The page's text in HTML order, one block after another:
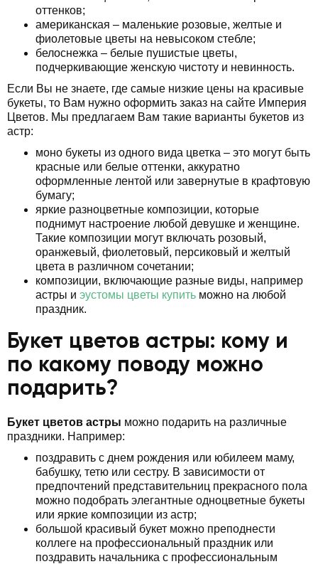
оттенков;
американская – маленькие розовые, желтые и
фиолетовые цветы на невысоком стебле;
белоснежка – белые пушистые цветы,
подчеркивающие женскую чистоту и невинность.
Если Вы не знаете, где самые низкие цены на красивые
букеты, то Вам нужно оформить заказ на сайте Империя
Цветов. Мы предлагаем Вам такие варианты букетов из
астр:
моно букеты из одного вида цветка – это могут быть
красные или белые оттенки, аккуратно
оформленные лентой или завернутые в крафтовую
бумагу;
яркие разноцветные композиции, которые
поднимут настроение любой девушке и женщине.
Такие композиции могут включать розовый,
оранжевый, фиолетовый, персиковый и желтый
цвета в различном сочетании;
композиции, включающие разные виды, например
астры и эустомы цветы купить можно на любой
праздник.
Букет цветов астры: кому и
по какому поводу можно
подарить?
Букет цветов астры можно подарить на различные
праздники. Например:
поздравить с днем рождения или юбилеем маму,
бабушку, тетю или сестру. В зависимости от
предпочтений представительниц прекрасного пола
можно подобрать элегантные одноцветные букеты
или яркие композиции из астр;
большой красивый букет можно преподнести
коллеге на профессиональный праздник или
поздравить начальника с профессиональным